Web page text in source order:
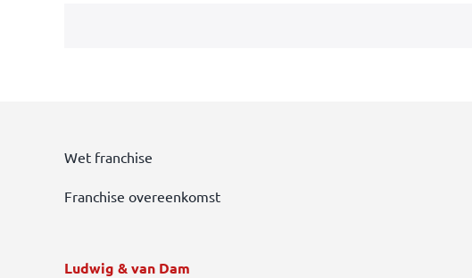
Wet franchise
Franchise overeenkomst
Ludwig & van Dam